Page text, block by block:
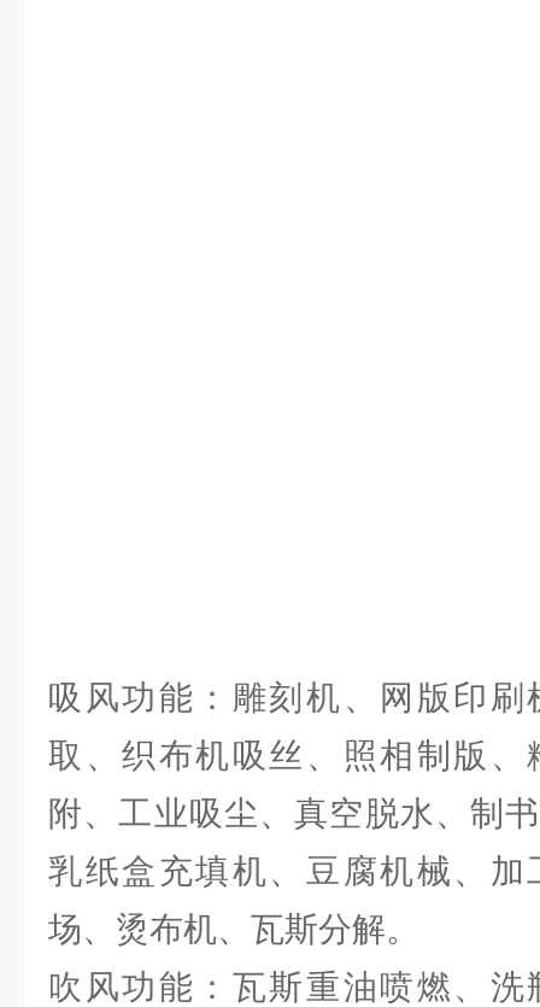
吸风功能：雕刻机、网版印
取、织布机吸丝、照相制版、
附、工业吸尘、真空脱水、制
乳纸盒充填机、豆腐机械、加
场、烫布机、瓦斯分解。
吹风功能：瓦斯重油喷燃、